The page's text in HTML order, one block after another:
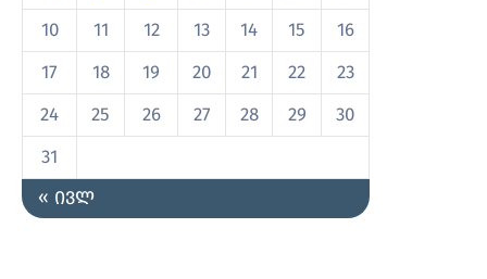
10
11 12 13 14 15
16
17
18 19 20 21 22
23
24
25 26 27 28 29
30
31
« ივლ